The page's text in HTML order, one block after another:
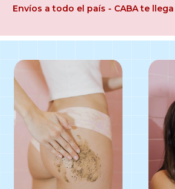
Envíos a todo el país - CABA te